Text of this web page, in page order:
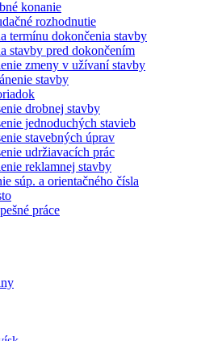
konanie
rozhodnutie
termínu dokončenia stavby
stavby pred dokončením
zmeny v užívaní stavby
stavby
drobnej stavby
jednoduchých stavieb
stavebných úprav
udržiavacích prác
reklamnej stavby
súp. a orientačného čísla
práce